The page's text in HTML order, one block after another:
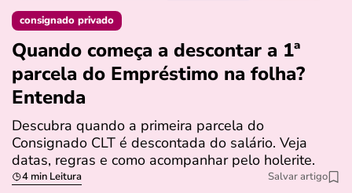
consignado privado
Quando começa a descontar a 1ª
parcela do Empréstimo na folha?
Entenda
Descubra quando a primeira parcela do
Consignado CLT é descontada do salário. Veja
datas, regras e como acompanhar pelo holerite.
4 min Leitura Salvar artigo